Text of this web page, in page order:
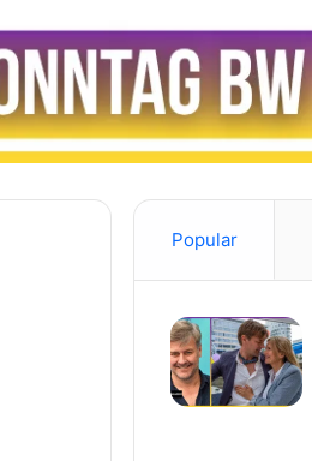
Popular